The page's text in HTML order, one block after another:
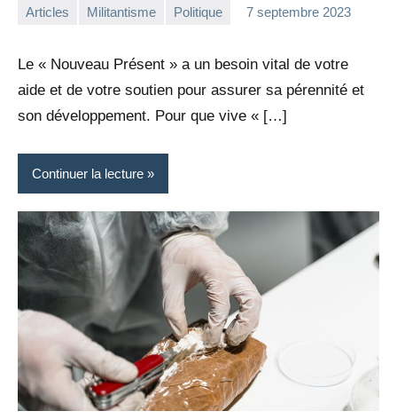
Articles Militantisme Politique 7 septembre 2023
Le « Nouveau Présent » a un besoin vital de votre
aide et de votre soutien pour assurer sa pérennité et
son développement. Pour que vive « […]
Continuer la lecture